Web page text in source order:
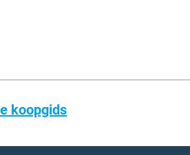
koopgids